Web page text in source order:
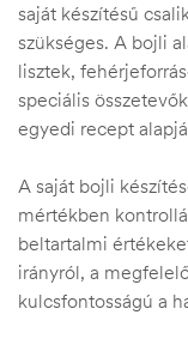
saját készítésű
szükséges. A bojli
lisztek,
speciális
egyedi recept
A saját bojli
mértékben
beltartalmi
irányról, a
kulcsfontosságú a